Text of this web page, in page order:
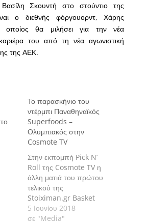
Σκουντή στο στούντιο της
ο διεθνής φόργουορντ, Χάρης
οποίος θα μιλήσει για την νέα
του από τη νέα αγωνιστική
της ΑΕΚ.
Το παρασκήνιο του
ντέρμπι Παναθηναϊκός
Superfoods –
Ολυμπιακός στην
Cosmote TV
Στην εκπομπή Pick N’
Roll της Cosmote TV η
άλλη ματιά του πρώτου
τελικού της
Stoiximan.gr Basket
League ανάμεσα σε
Παναθηναϊκό
5 Ιουνίου 2018
σε "Media"